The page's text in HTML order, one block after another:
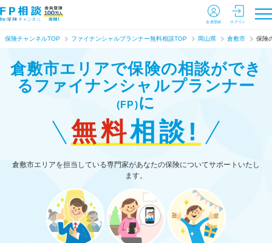
会員登録 ログイン
保険チャンネルTOP ファイナンシャルプランナー無料相談TOP 岡山県 倉敷市 保険
倉敷市エリアで保険の相談ができ
る ファイナンシャルプランナー
(FP)に
無料相談!
倉敷市エリアを担当している専門家があなたの保険についてサポートいたし
ます。